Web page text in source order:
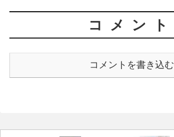
コメント
コメントを書き込む